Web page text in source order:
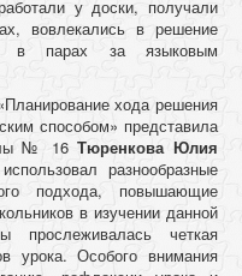
у доски, получали
вовлекались в решение
в парах за языковым
хода решения
способом» представила
№ 16Тюренкова Юлия
разнообразные
подхода, повышающие
в изучении данной
четкая
урока. Особого внимания